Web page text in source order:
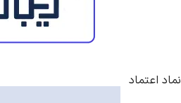
نماد اعتماد